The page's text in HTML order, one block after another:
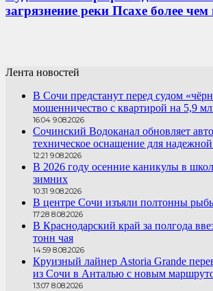
загрязнение реки Псахе более чем
Лента новостей
В Сочи предстанут перед судом
мошенничество с квартирой на 5,9
16:04 9.08.2026
Сочинский Водоканал обновляет
техническое оснащение для
12:21 9.08.2026
В 2026 году осенние каникулы в
зимних
10:31 9.08.2026
В центре Сочи изъяли полтонны
17:28 8.08.2026
В Краснодарский край за полгода
тонн чая
14:59 8.08.2026
Круизный лайнер Astoria Grande
из Сочи в Анталью с новым
13:07 8.08.2026